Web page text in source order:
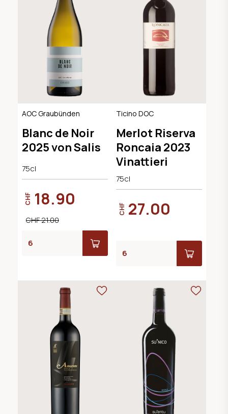
AOC Graubünden
Blanc de Noir
2025 von Salis
75cl
CHF 18.90
CHF 21.00
Ticino DOC
Merlot Riserva
Roncaia 2023
Vinattieri
75cl
CHF 27.00